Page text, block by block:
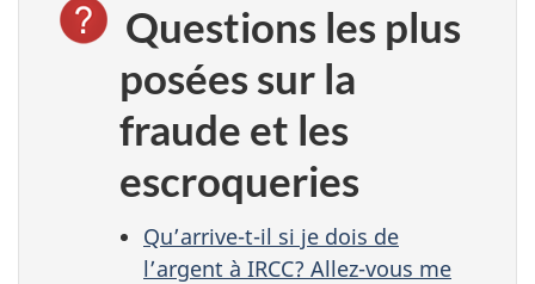
Questions les plus
posées sur la
fraude et les
escroqueries
Qu’arrive-t-il si je dois de
l’argent à IRCC? Allez-vous me